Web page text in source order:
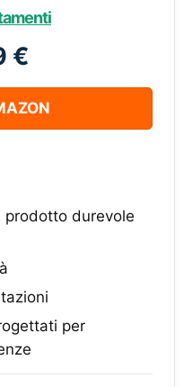
€
prodotto durevole
per